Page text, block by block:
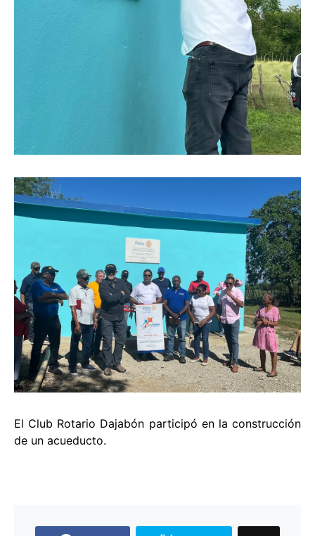
El Club Rotario Dajabón participó en la construcción
de un acueducto.